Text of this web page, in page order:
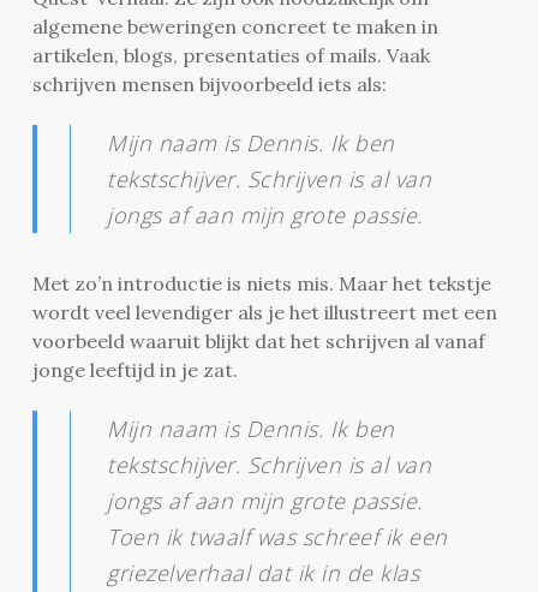
algemene beweringen concreet te maken in
artikelen, blogs, presentaties of mails. Vaak
schrijven mensen bijvoorbeeld iets als:
Mijn naam is Dennis. Ik ben
tekstschijver. Schrijven is al van
jongs af aan mijn grote passie.
Met zo’n introductie is niets mis. Maar het tekstje
wordt veel levendiger als je het illustreert met een
voorbeeld waaruit blijkt dat het schrijven al vanaf
jonge leeftijd in je zat.
Mijn naam is Dennis. Ik ben
tekstschijver. Schrijven is al van
jongs af aan mijn grote passie.
Toen ik twaalf was schreef ik een
griezelverhaal dat ik in de klas